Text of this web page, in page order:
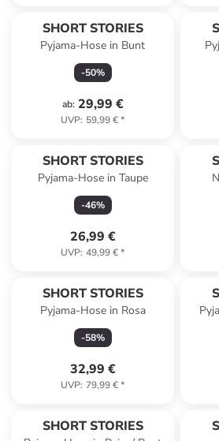
SHORT STORIES
Pyjama-Hose in Bunt
-50%
ab: 29,99 €
UVP: 59,99 €*
SHORT STORIES
Pyjama-Hose in Taupe
-46%
26,99 €
UVP: 49,99 €*
SHORT STORIES
Pyjama-Hose in Rosa
-58%
32,99 €
UVP: 79,99 €*
SHORT STORIES